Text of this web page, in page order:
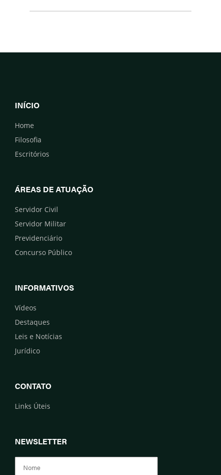
INÍCIO
Home
Filosofia
Escritórios
ÁREAS DE ATUAÇÃO
Servidor Civil
Servidor Militar
Previdenciário
Concurso Público
INFORMATIVOS
Vídeos
Destaques
Leis e Notícias
Jurídico
CONTATO
Links Úteis
NEWSLETTER